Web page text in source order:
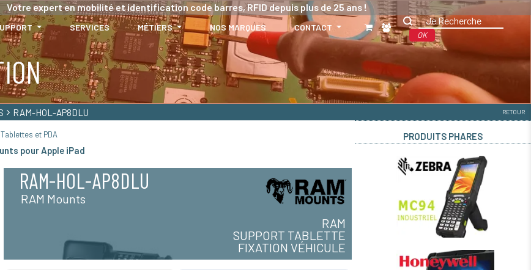
Votre expert en mobilité et identification code barres, RFID depuis plus de 25 ans !
SERVICES MÉTIERS NOS MARQUES CONTACT
OK
RAM-HOL-AP8DLU RETOUR
et PDA
pour Apple iPad
RAM-HOL-AP8DLU
RAM Mounts
RAM
SUPPORT TABLETTE
FIXATION VÉHICULE
PRODUITS PHARES